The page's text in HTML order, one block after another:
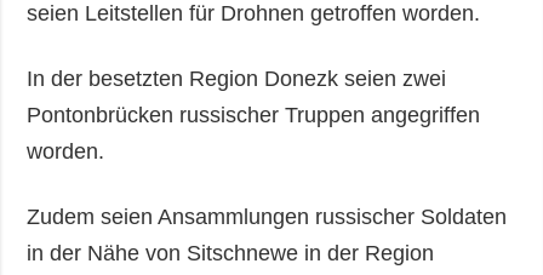
seien Leitstellen für Drohnen getroffen worden.
In der besetzten Region Donezk seien zwei
Pontonbrücken russischer Truppen angegriffen
worden.
Zudem seien Ansammlungen russischer Soldaten
in der Nähe von Sitschnewe in der Region